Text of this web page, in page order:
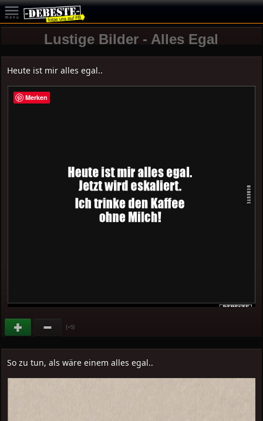
Lustige Bilder - Alles Egal
Heute ist mir alles egal..
(+5)
So zu tun, als wäre einem alles egal..
Merken